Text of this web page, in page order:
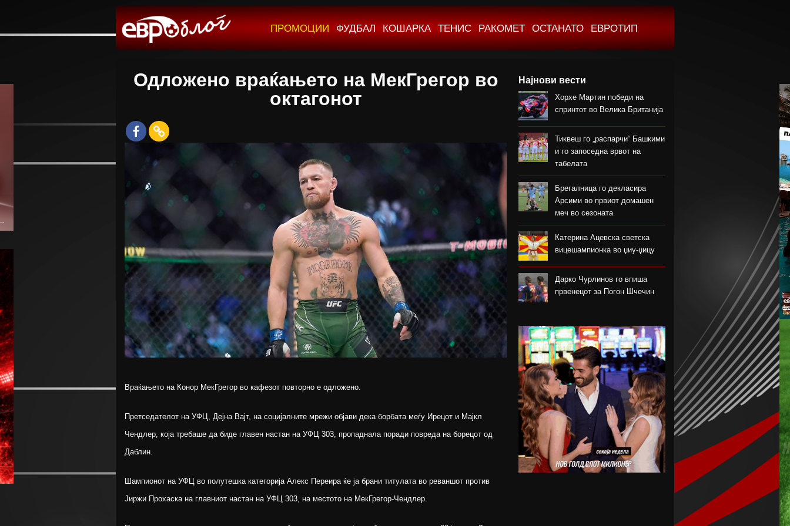
ПРОМОЦИИ ФУДБАЛ КОШАРКА ТЕНИС РАКОМЕТ ОСТАНАТО ЕВРОТИП
Одложено враќањето на МекГрегор во
октагонот
Враќањето на Конор МекГрегор во кафезот повторно е одложено.
Претседателот на УФЦ, Дејна Вајт, на социјалните мрежи објави дека борбата меѓу Ирецот и Мајкл
Чендлер, која требаше да биде главен настан на УФЦ 303, пропаднала поради повреда на борецот од
Даблин.
Шампионот на УФЦ во полутешка категорија Алекс Переира ќе ја брани титулата во реваншот против
Јиржи Прохаска на главниот настан на УФЦ 303, на местото на МекГрегор-Чендлер.
Најнови вести
Хорхе Мартин победи на
спринтот во Велика Британија
Тиквеш го „распарчи“ Башкими
и го запоседна врвот на
табелата
Брегалница го декласира
Арсими во првиот домашен
меч во сезоната
Катерина Ацевска светска
вицешампионка во џиу-џицу
Дарко Чурлинов го впиша
првенецот за Погон Шчечин
Монако за потписот на Лукаку
Челзи убедливо го надигра
Милан во Австралија
Кенан Јилдиз на листата на
желби на Арсенал
Фисник Аслани не ги мина
лекарските прегледи во РБ
Лајпциг